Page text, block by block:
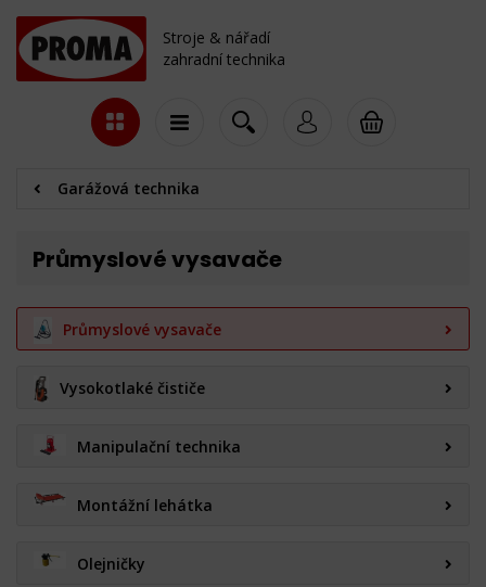
Stroje & nářadí
zahradní technika
Garážová technika
Průmyslové vysavače
Průmyslové vysavače
Vysokotlaké čističe
Manipulační technika
Montážní lehátka
Olejničky